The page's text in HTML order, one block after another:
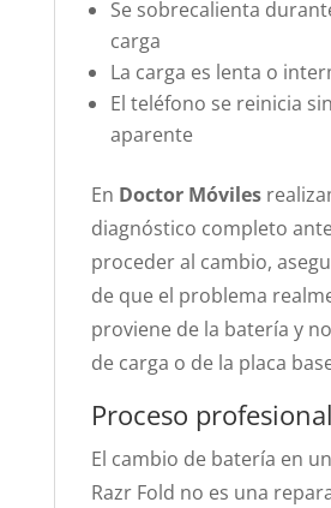
Se sobrecalienta
carga
La carga es lenta o
El teléfono se reinicia
aparente
En Doctor Móviles
diagnóstico completo
proceder al cambio,
de que el problema
proviene de la batería y
de carga o de la placa
Proceso
El cambio de batería en
Razr Fold no es una